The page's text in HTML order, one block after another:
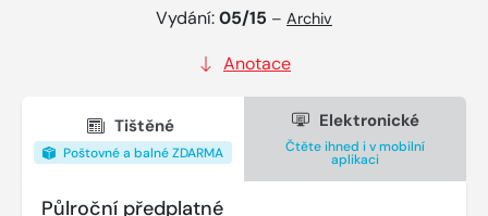
Vydání:05/15 – Archiv
Anotace
Tištěné
Poštovné a balné ZDARMA
Elektronické
Čtěte ihned i v mobilní
aplikaci
Půlroční předplatné